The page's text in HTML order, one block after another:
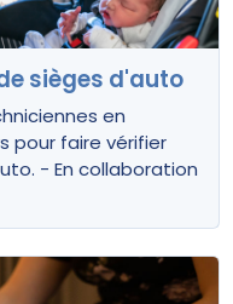
sièges d'auto
en
pour faire vérifier
- En collaboration